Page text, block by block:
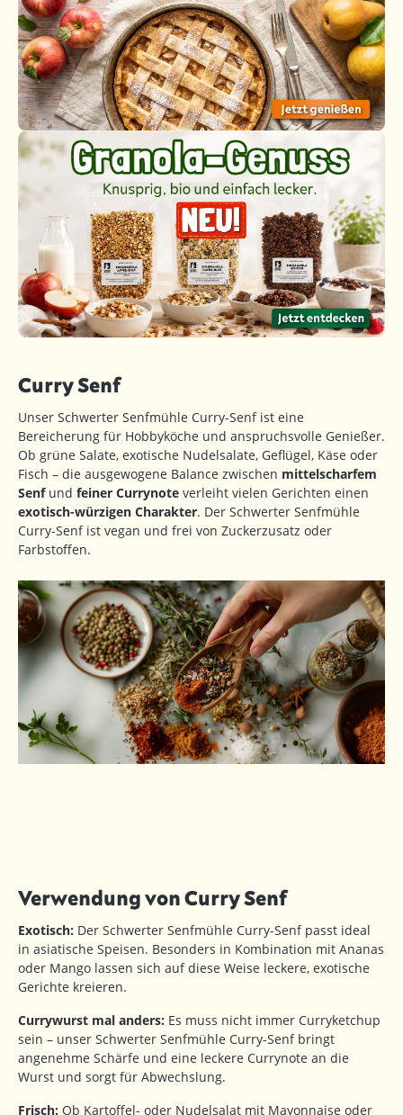
Curry Senf
Unser Schwerter Senfmühle Curry-Senf ist eine
Bereicherung für Hobbyköche und anspruchsvolle Genießer.
Ob grüne Salate, exotische Nudelsalate, Geflügel, Käse oder
Fisch – die ausgewogene Balance zwischen mittelscharfem
Senfund feiner Currynote verleiht vielen Gerichten einen
exotisch-würzigen Charakter. Der Schwerter Senfmühle
Curry-Senf ist vegan und frei von Zuckerzusatz oder
Farbstoffen.
Verwendung von Curry Senf
Exotisch: Der Schwerter Senfmühle Curry-Senf passt ideal
in asiatische Speisen. Besonders in Kombination mit Ananas
oder Mango lassen sich auf diese Weise leckere, exotische
Gerichte kreieren.
Currywurst mal anders: Es muss nicht immer Curryketchup
sein – unser Schwerter Senfmühle Curry-Senf bringt
angenehme Schärfe und eine leckere Currynote an die
Wurst und sorgt für Abwechslung.
Frisch: Ob Kartoffel- oder Nudelsalat mit Mayonnaise oder